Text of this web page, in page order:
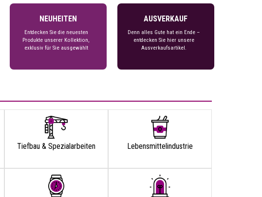
NEUHEITEN
Entdecken Sie die neuesten
Produkte unserer Kollektion,
exklusiv für Sie ausgewählt
AUSVERKAUF
Denn alles Gute hat ein Ende –
entdecken Sie hier unsere
Ausverkaufsartikel.
Tiefbau & Spezialarbeiten Lebensmittelindustrie